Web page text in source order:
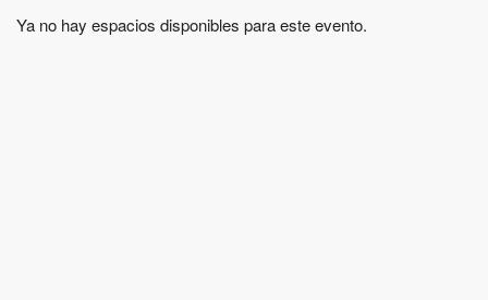
Ya no hay espacios disponibles para este evento.